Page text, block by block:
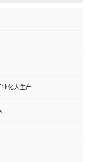
业化大生产